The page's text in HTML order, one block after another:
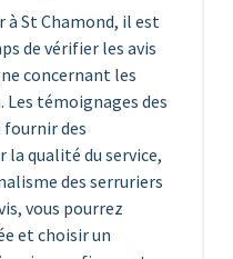
à St Chamond, il est
de vérifier les avis
concernant les
témoignages des
des
qualité du service,
des serruriers
vous pourrez
et choisir un